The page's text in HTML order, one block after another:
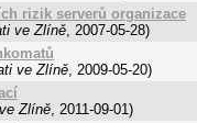
rizik serverů organizace
ve Zlíně, 2007-05-28)
ve Zlíně, 2009-05-20)
Zlíně, 2011-09-01)